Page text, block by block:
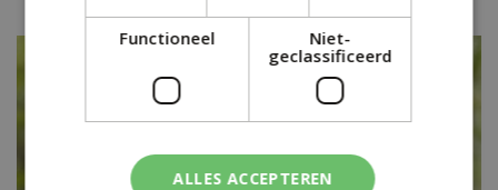
Functioneel
Niet-
geclassificeerd
ALLES ACCEPTEREN